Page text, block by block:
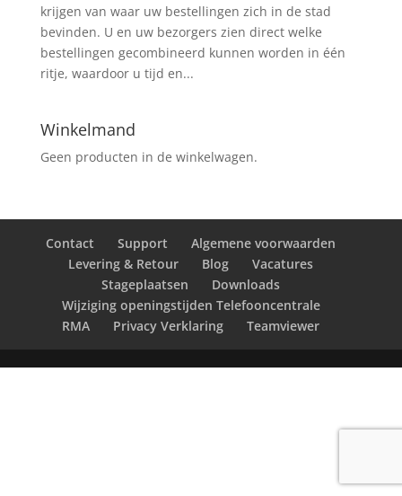
krijgen van waar uw bestellingen zich in de stad
bevinden. U en uw bezorgers zien direct welke
bestellingen gecombineerd kunnen worden in één
ritje, waardoor u tijd en...
Winkelmand
Geen producten in de winkelwagen.
Contact Support
Algemene voorwaarden
Levering & Retour
Blog
Vacatures
Stageplaatsen
Downloads
Wijziging openingstijden Telefooncentrale
RMA
Privacy Verklaring Teamviewer